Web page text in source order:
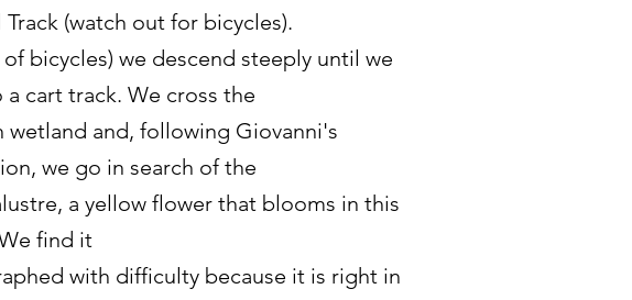
Track (watch out for bicycles).
of bicycles) we descend steeply until we
a cart track. We cross the
wetland and, following Giovanni's
we go in search of the
a yellow flower that blooms in this
find it
with difficulty because it is right in